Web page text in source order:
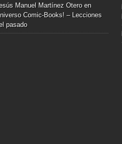
Manuel Martínez Oteroen
Comic-Books! – Lecciones
pasado